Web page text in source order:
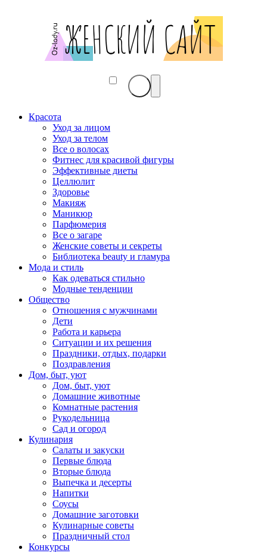
Красота
Уход за лицом
Уход за телом
Все о волосах
Фитнес для красивой фигуры
Эффективные диеты
Целлюлит
Здоровье
Макияж
Маникюр
Парфюмерия
Все о загаре
Женские советы и секреты
Библиотека beauty и гламура
Мода и стиль
Как одеваться стильно
Модные тенденции
Общество
Отношения с мужчинами
Дети
Работа и карьера
Ситуации и их решения
Праздники, отдых, подарки
Поздравления
Дом, быт, уют
Дом, быт, уют
Домашние животные
Комнатные растения
Рукодельница
Сад и огород
Кулинария
Салаты и закуски
Первые блюда
Вторые блюда
Выпечка и десерты
Напитки
Соусы
Домашние заготовки
Кулинарные советы
Праздничный стол
Конкурсы